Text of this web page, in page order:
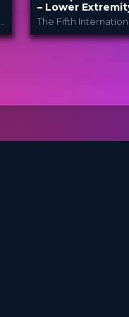
– Lower